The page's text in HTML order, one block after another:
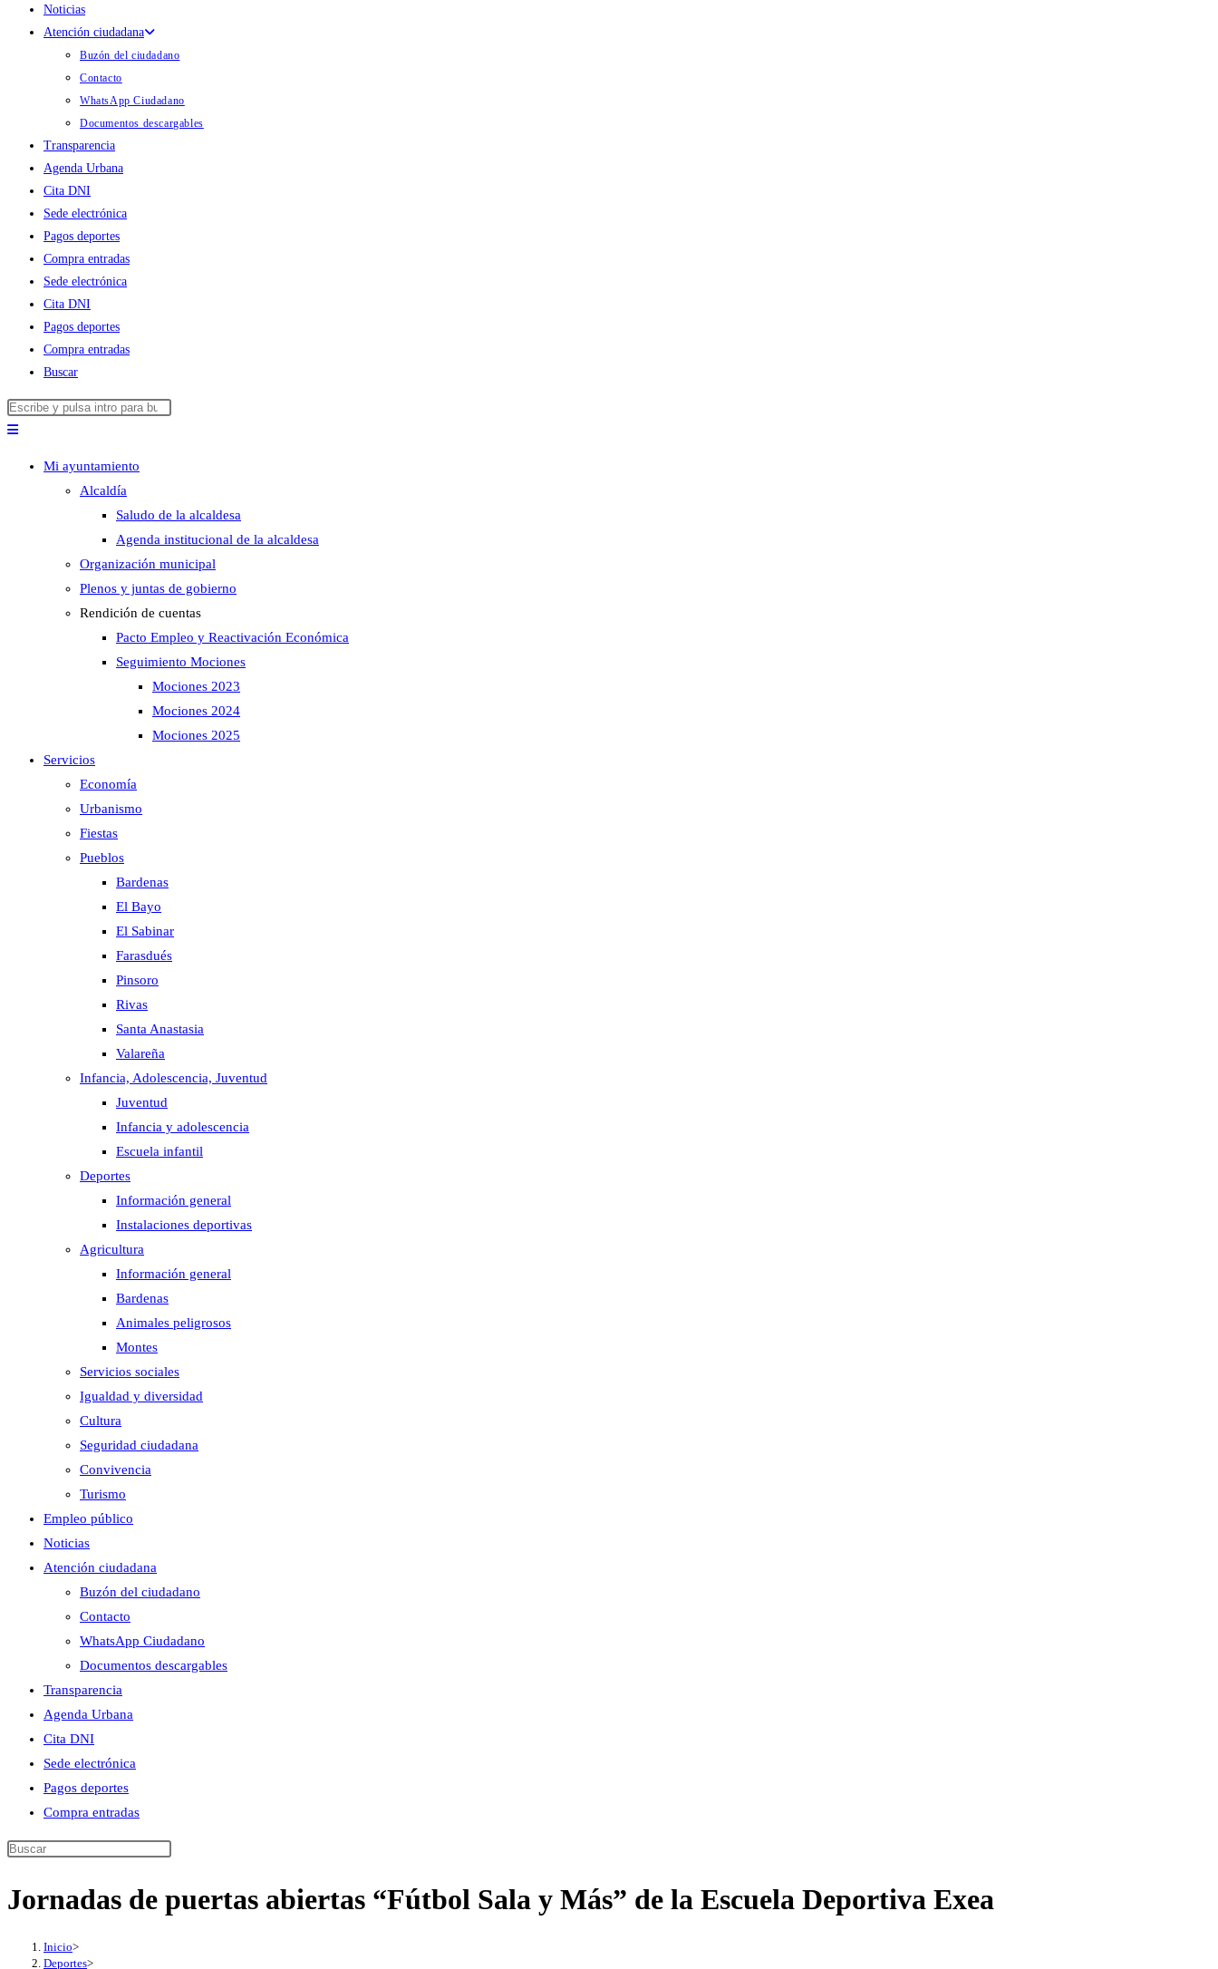
Noticias
Atención ciudadana
Buzón del ciudadano
Contacto
WhatsApp Ciudadano
Documentos descargables
Transparencia
Agenda Urbana
Cita DNI
Sede electrónica
Pagos deportes
Compra entradas
Sede electrónica
Cita DNI
Pagos deportes
Compra entradas
Buscar
Buscar
en
panel
de
búsqueda.
Mi ayuntamiento
Alcaldía
Saludo de la alcaldesa
Agenda institucional de la alcaldesa
Organización municipal
Plenos y juntas de gobierno
Rendición de cuentas
Pacto Empleo y Reactivación Económica
Seguimiento Mociones
Mociones 2023
Mociones 2024
Mociones 2025
Servicios
Economía
Urbanismo
Fiestas
Pueblos
Bardenas
El Bayo
El Sabinar
Farasdués
Pinsoro
Rivas
Santa Anastasia
Valareña
Infancia, Adolescencia, Juventud
Juventud
Infancia y adolescencia
Escuela infantil
Deportes
Información general
Instalaciones deportivas
Agricultura
Información general
Bardenas
Animales peligrosos
Montes
Servicios sociales
Igualdad y diversidad
Cultura
Seguridad ciudadana
Convivencia
Turismo
Empleo público
Noticias
Atención ciudadana
Buzón del ciudadano
Contacto
WhatsApp Ciudadano
Documentos descargables
Transparencia
Agenda Urbana
Cita DNI
Sede electrónica
Pagos deportes
Compra entradas
Buscar
esta
Jornadas de puertas abiertas “Fútbol Sala y Más” de la Escuela Deportiva Exea
Inicio>
Deportes>